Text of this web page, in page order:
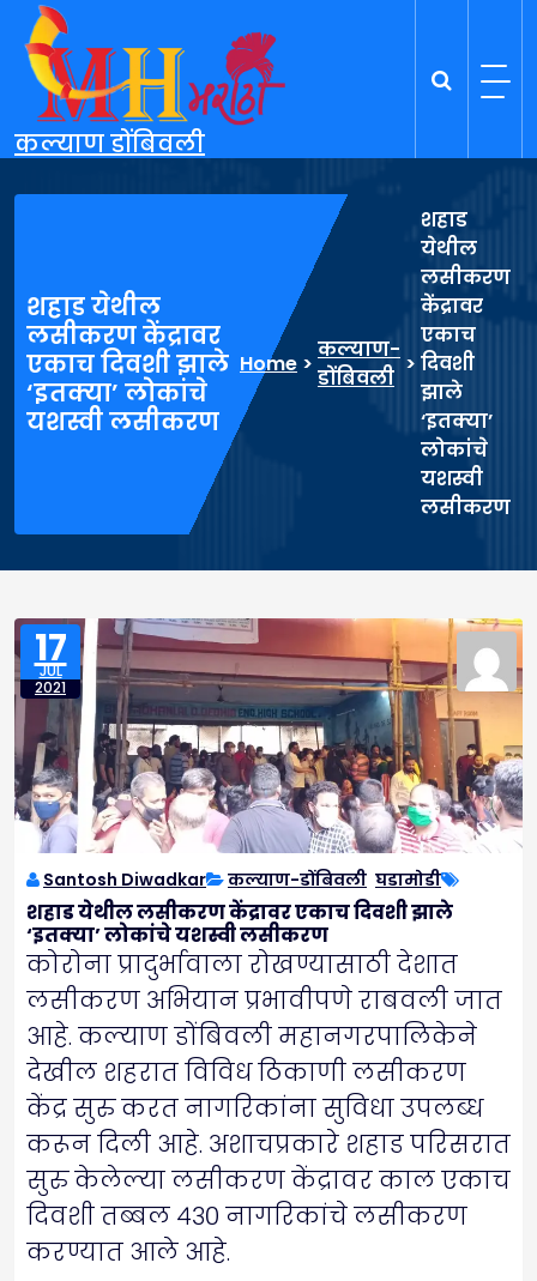
content
कल्याण डोंबिवली
शहाड येथील
लसीकरण केंद्रावर
एकाच दिवशी झाले
‘इतक्या’ लोकांचे
यशस्वी लसीकरण
Home >
कल्याण-
डोंबिवली
>
शहाड
येथील
लसीकरण
केंद्रावर
एकाच
दिवशी
झाले
‘इतक्या’
लोकांचे
यशस्वी
लसीकरण
17
JUL
2021
Santosh Diwadkar कल्याण-डोंबिवली घडामोडी
शहाड येथील लसीकरण केंद्रावर एकाच दिवशी झाले
‘इतक्या’ लोकांचे यशस्वी लसीकरण
कोरोना प्रादुर्भावाला रोखण्यासाठी देशात
लसीकरण अभियान प्रभावीपणे राबवली जात
आहे. कल्याण डोंबिवली महानगरपालिकेने
देखील शहरात विविध ठिकाणी लसीकरण
केंद्र सुरु करत नागरिकांना सुविधा उपलब्ध
करून दिली आहे. अशाचप्रकारे शहाड परिसरात
सुरु केलेल्या लसीकरण केंद्रावर काल एकाच
दिवशी तब्बल ४३० नागरिकांचे लसीकरण
करण्यात आले आहे.